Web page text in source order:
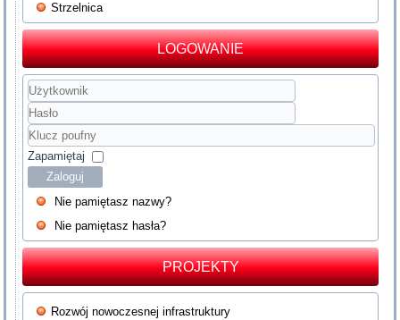
Strzelnica
LOGOWANIE
Użytkownik
Hasło
Klucz
poufny
Zapamiętaj
Zaloguj
Nie pamiętasz nazwy?
Nie pamiętasz hasła?
PROJEKTY
Rozwój nowoczesnej infrastruktury